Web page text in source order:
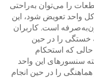
را می‌توان به‌راحتی
کل واحد تعویض شود، این
است. کاربران
خستگی را در حین
که استحکام
سنسورهای این واحد
را در حین انجام